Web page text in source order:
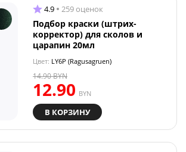
4.9 259 оценок
Подбор краски (штрих-
корректор) для сколов и
царапин 20мл
Цвет: LY6P (Ragusagruen)
12.90 BYN
14.90BYN
В КОРЗИНУ